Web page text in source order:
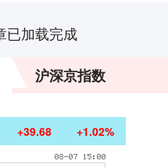
已加载完成
沪深京指数
+39.68 +1.02%